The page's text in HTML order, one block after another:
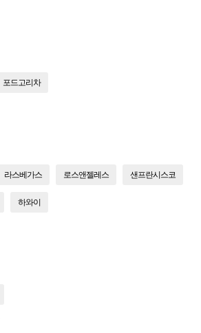
포드고리차
라스베가스 로스앤젤레스 샌프란시스코
하와이